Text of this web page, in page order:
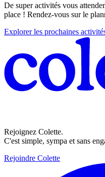
De super activités vous
place ! Rendez-vous sur le
Explorer les prochaines
Rejoignez Colette.
C'est simple, sympa et sans
Rejoindre Colette